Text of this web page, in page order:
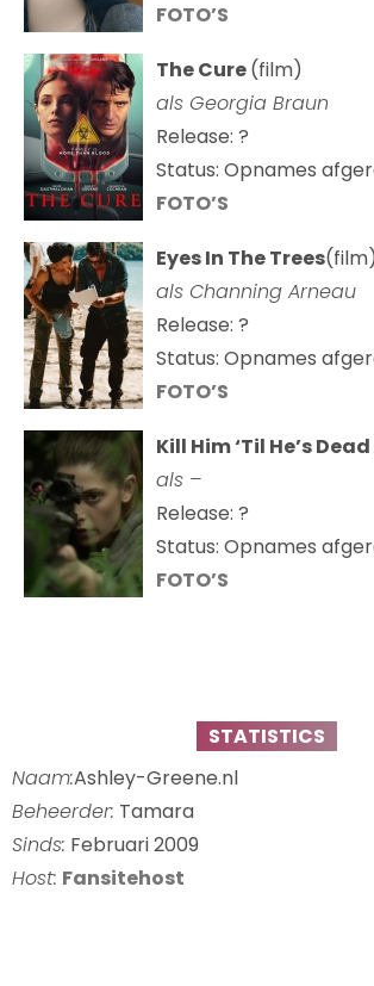
FOTO’S
The Cure(film)
als Georgia Braun
Release: ?
Status: Opnames
FOTO’S
Eyes In The Trees(film)
als Channing Arneau
Release: ?
Status: Opnames
FOTO’S
Kill Him ‘Til He’s
als –
Release: ?
Status: Opnames
FOTO’S
STATISTICS
Naam:Ashley-Greene.nl
Beheerder: Tamara
Sinds: Februari 2009
Host: Fansitehost